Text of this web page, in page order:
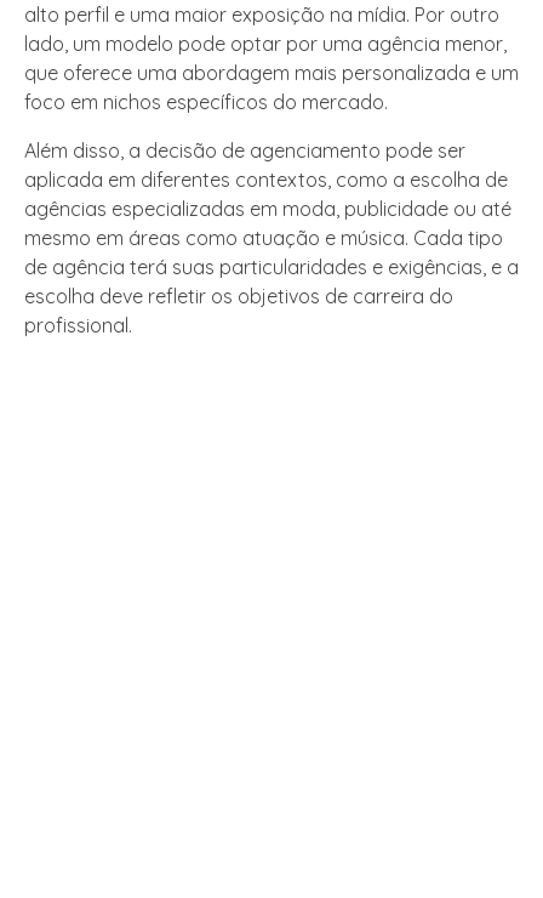
alto perfil e uma maior exposição na mídia. Por outro
lado, um modelo pode optar por uma agência menor,
que oferece uma abordagem mais personalizada e um
foco em nichos específicos do mercado.
Além disso, a decisão de agenciamento pode ser
aplicada em diferentes contextos, como a escolha de
agências especializadas em moda, publicidade ou até
mesmo em áreas como atuação e música. Cada tipo
de agência terá suas particularidades e exigências, e a
escolha deve refletir os objetivos de carreira do
profissional.